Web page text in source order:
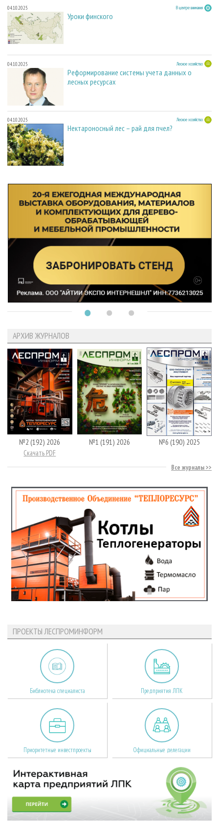
04.10.2025 В центре внимания
Уроки финского
04.10.2025 Лесное хозяйство
Реформирование системы учета данных о
лесных ресурсах
04.10.2025 Лесное хозяйство
Нектароносный лес – рай для пчел?
АРХИВ ЖУРНАЛОВ
№2 (192) 2026
Скачать PDF
№1 (191) 2026 №6 (190) 2025
Все журналы
ПРОЕКТЫ ЛЕСПРОМИНФОРМ
Библиотека специалиста Предприятия ЛПК
Приоритетные инвестпроекты Официальные делегации